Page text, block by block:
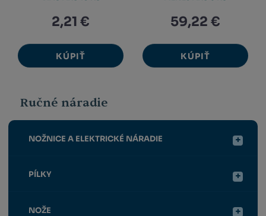
2,21 €
KÚPIŤ
59,22 €
KÚPIŤ
Ručné náradie
NOŽNICE A ELEKTRICKÉ NÁRADIE
PÍLKY
NOŽE